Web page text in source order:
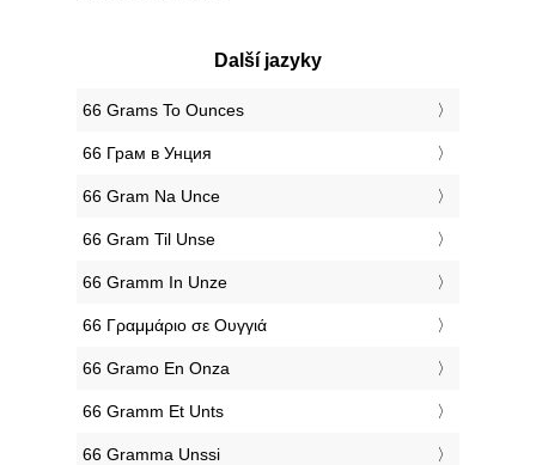
Další jazyky
‎66 Grams To Ounces
‎66 Грам в Унция
‎66 Gram Na Unce
‎66 Gram Til Unse
‎66 Gramm In Unze
‎66 Γραμμάριο σε Ουγγιά
‎66 Gramo En Onza
‎66 Gramm Et Unts
‎66 Gramma Unssi